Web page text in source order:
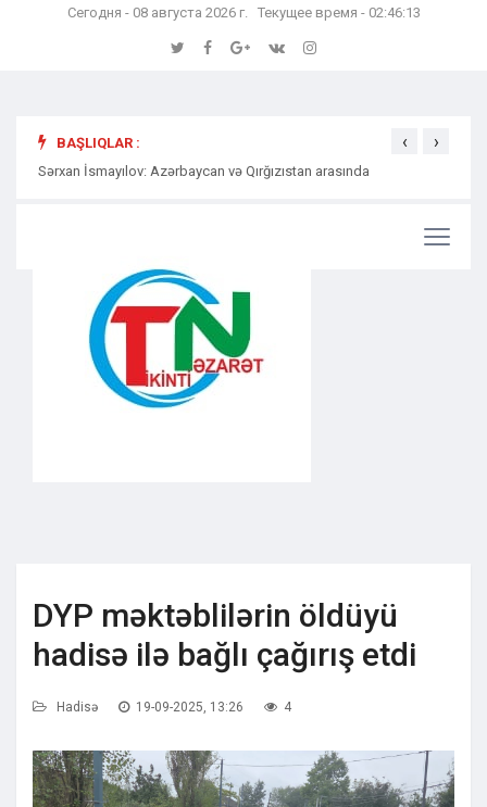
Сегодня - 08 августа 2026 г. Текущее время - 02:46:14
BAŞLIQLAR :
Sərxan İsmayılov: Azərbaycan və Qırğızıstan arasında
‹ ›
DYP məktəblilərin öldüyü
hadisə ilə bağlı çağırış etdi
Hadisə 19-09-2025, 13:26 4